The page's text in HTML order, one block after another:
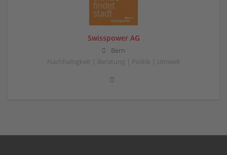
Swisspower AG
Bern
Nachhaltigkeit | Beratung | Politik | Umwelt